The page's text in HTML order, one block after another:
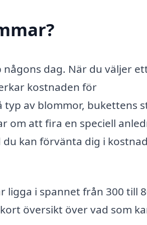
dag. När du väljer
kostnaden för
av blommor, bukettens
om att fira en speciell
kan förvänta dig i
ligga i spannet från 300 till
översikt över vad som